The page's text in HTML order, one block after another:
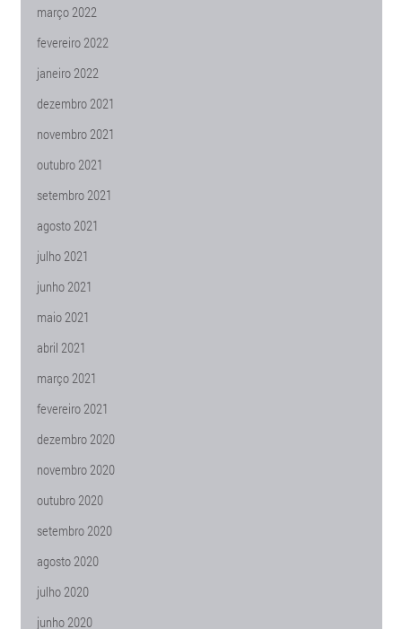
março 2022
fevereiro 2022
janeiro 2022
dezembro 2021
novembro 2021
outubro 2021
setembro 2021
agosto 2021
julho 2021
junho 2021
maio 2021
abril 2021
março 2021
fevereiro 2021
dezembro 2020
novembro 2020
outubro 2020
setembro 2020
agosto 2020
julho 2020
junho 2020